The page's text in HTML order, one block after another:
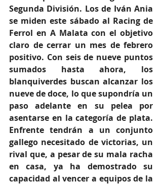
Segunda División. Los de Iván Ania
se miden este sábado al Racing de
Ferrol en A Malata con el objetivo
claro de cerrar un mes de febrero
positivo. Con seis de nueve puntos
sumados hasta ahora, los
blanquiverdes buscan alcanzar los
nueve de doce, lo que supondría un
paso adelante en su pelea por
asentarse en la categoría de plata.
Enfrente tendrán a un conjunto
gallego necesitado de victorias, un
rival que, a pesar de su mala racha
en casa, ya ha demostrado su
capacidad al vencer a equipos de la